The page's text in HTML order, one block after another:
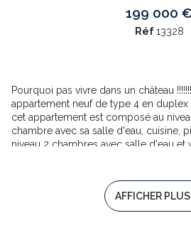
199 000 €
Réf13328
Pourquoi pas vivre dans un château
appartement neuf de type 4 en duplex
cet appartement est composé au
chambre avec sa salle d'eau, cuisine,
niveau 2 chambres avec salle d'eau et
chaudière individueele au gaz. Taxe
plus de renseignements ou pour
à Jacques PERRIER mandataire
AFFICHER PLUS